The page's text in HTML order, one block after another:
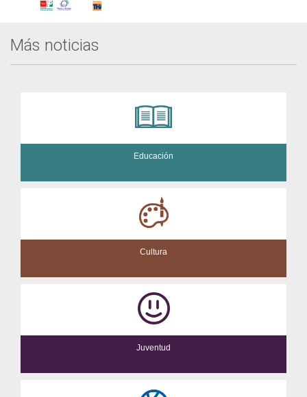
Más noticias
Educación
Cultura
Juventud